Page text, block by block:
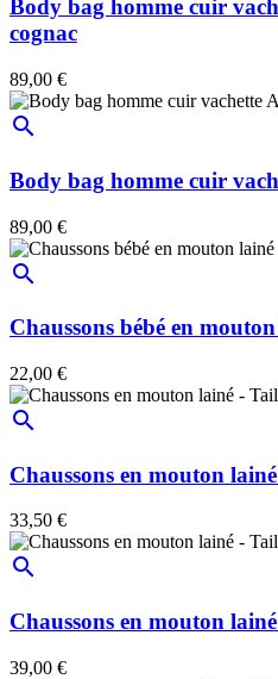
Body bag homme cuir
cognac
89,00 €
search
Body bag homme cuir
89,00 €
search
Chaussons bébé en
22,00 €
search
Chaussons en mouton
33,50 €
search
Chaussons en mouton
39,00 €